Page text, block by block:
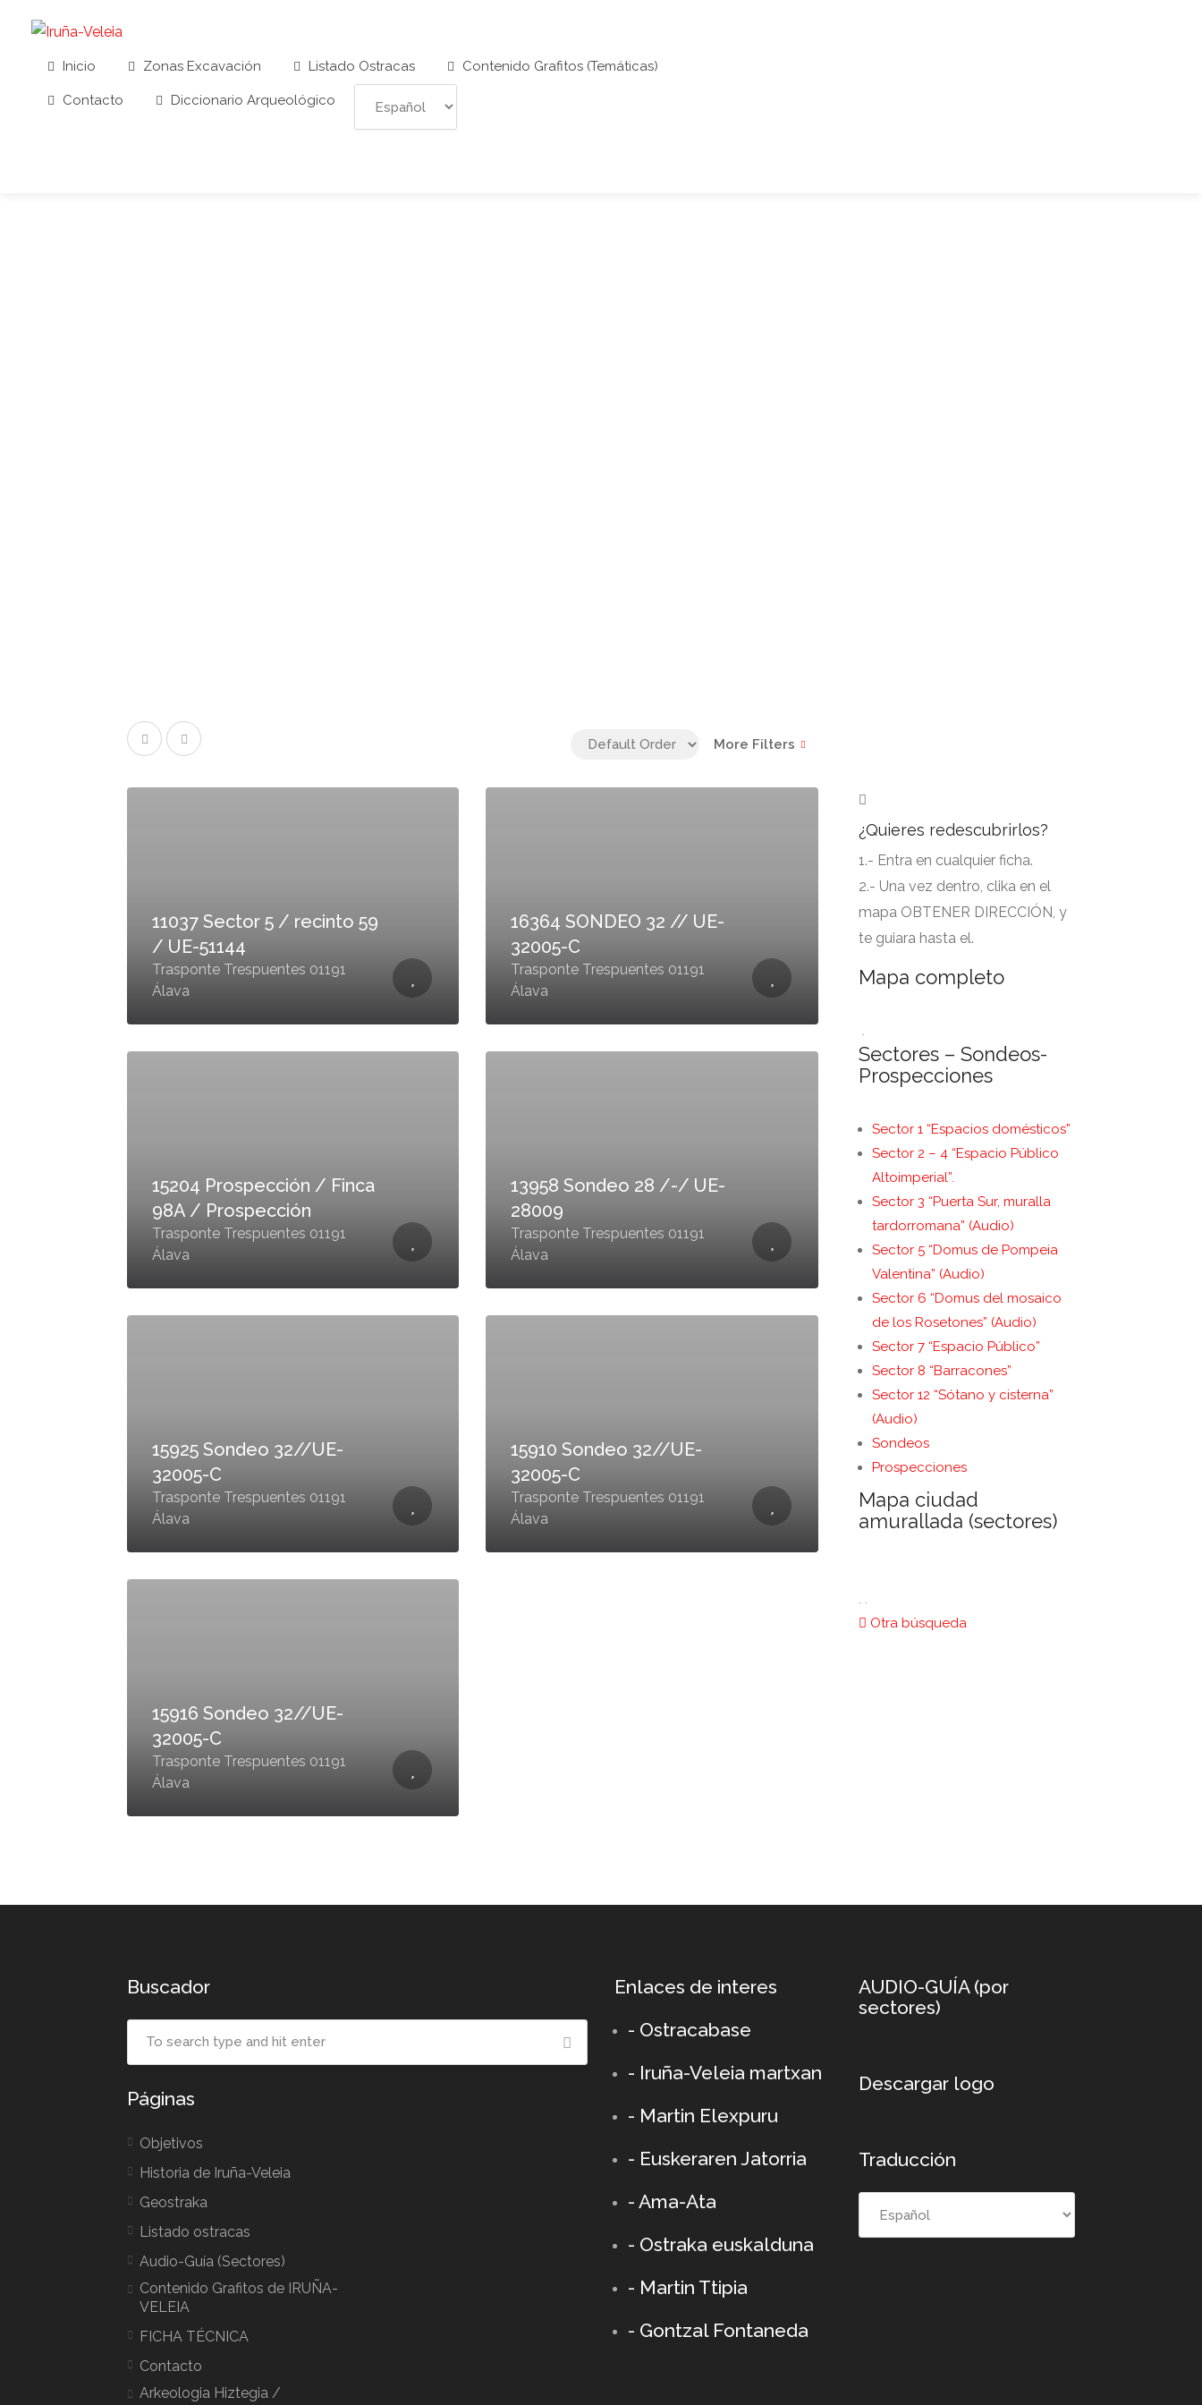
Inicio Zonas Excavación Listado Ostracas Contenido Grafitos (Temáticas)
Contacto Diccionario Arqueológico
More Filters
11037 Sector 5 / recinto 59
/ UE-51144
Trasponte Trespuentes 01191
Álava
16364 SONDEO 32 // UE-
32005-C
Trasponte Trespuentes 01191
Álava
15204 Prospección / Finca
98A / Prospección
Trasponte Trespuentes 01191
Álava
13958 Sondeo 28 /-/ UE-
28009
Trasponte Trespuentes 01191
Álava
15925 Sondeo 32//UE-
32005-C
Trasponte Trespuentes 01191
Álava
15910 Sondeo 32//UE-
32005-C
Trasponte Trespuentes 01191
Álava
15916 Sondeo 32//UE-
32005-C
Trasponte Trespuentes 01191
Álava
¿Quieres redescubrirlos?
1.- Entra en cualquier ficha.
2.- Una vez dentro, clika en el
mapa OBTENER DIRECCIÓN, y
te guiara hasta el.
Mapa completo
.
Sectores – Sondeos-
Prospecciones
Sector 1 “Espacios domésticos”
Sector 2 – 4 “Espacio Público
Altoimperial”.
Sector 3 “Puerta Sur, muralla
tardorromana” (Audio)
Sector 5 “Domus de Pompeia
Valentina” (Audio)
Sector 6 “Domus del mosaico
de los Rosetones” (Audio)
Sector 7 “Espacio Público”
Sector 8 “Barracones”
Sector 12 “Sótano y cisterna”
(Audio)
Sondeos
Prospecciones
Mapa ciudad
amurallada (sectores)
. .
Otra búsqueda
Buscador
Páginas
Objetivos
Historia de Iruña-Veleia
Geostraka
Listado ostracas
Audio-Guía (Sectores)
Contenido Grafitos de IRUÑA-
VELEIA
FICHA TÉCNICA
Contacto
Arkeologia Hiztegia /
Enlaces de interes
- Ostracabase
- Iruña-Veleia martxan
- Martin Elexpuru
- Euskeraren Jatorria
- Ama-Ata
- Ostraka euskalduna
- Martin Ttipia
- Gontzal Fontaneda
AUDIO-GUÍA (por
sectores)
Descargar logo
Traducción